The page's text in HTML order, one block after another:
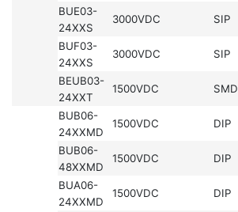
BUE03-
24XXS
3000VDC SIP
BUF03-
24XXS
3000VDC SIP
BEUB03-
24XXT
1500VDC SMD
BUB06-
24XXMD
1500VDC DIP
BUB06-
48XXMD
1500VDC DIP
BUA06-
24XXMD
1500VDC DIP